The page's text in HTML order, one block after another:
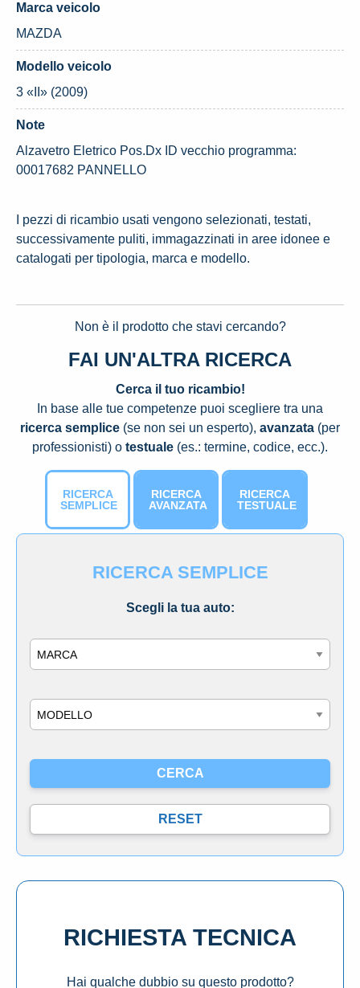
Marca veicolo
MAZDA
Modello veicolo
3 «II» (2009)
Note
Alzavetro Eletrico Pos.Dx ID vecchio programma:
00017682 PANNELLO
I pezzi di ricambio usati vengono selezionati, testati,
successivamente puliti, immagazzinati in aree idonee e
catalogati per tipologia, marca e modello.
Non è il prodotto che stavi cercando?
FAI UN'ALTRA RICERCA
Cerca il tuo ricambio!
In base alle tue competenze puoi scegliere tra una
ricerca semplice (se non sei un esperto), avanzata (per
professionisti) o testuale (es.: termine, codice, ecc.).
RICERCA
SEMPLICE
RICERCA
AVANZATA
RICERCA
TESTUALE
RICERCA SEMPLICE
Scegli la tua auto:
RICHIESTA TECNICA
Hai qualche dubbio su questo prodotto?